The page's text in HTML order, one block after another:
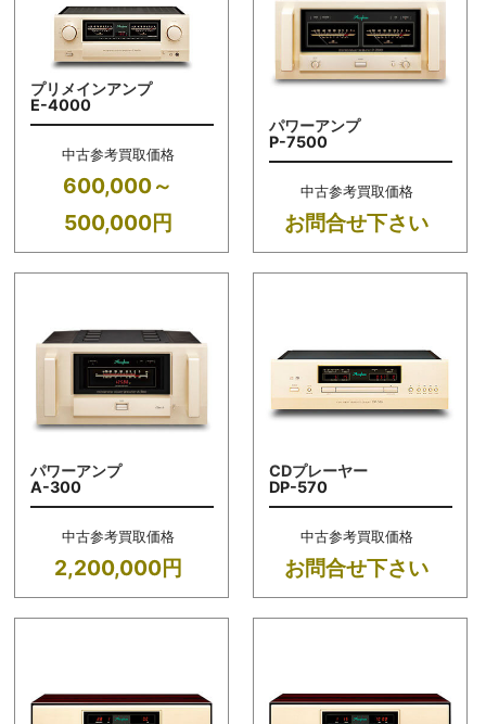
プリメインアンプ
E-4000
中古参考買取価格
600,000～
500,000円
パワーアンプ
P-7500
中古参考買取価格
お問合せ下さい
パワーアンプ
A-300
中古参考買取価格
2,200,000円
CDプレーヤー
DP-570
中古参考買取価格
お問合せ下さい